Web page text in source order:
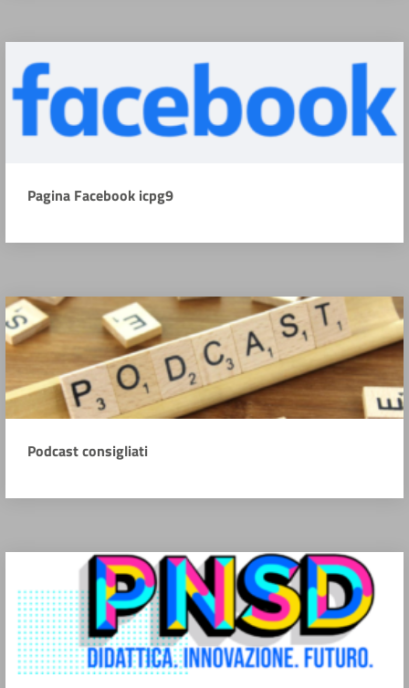
Pagina Facebook icpg9
Podcast consigliati